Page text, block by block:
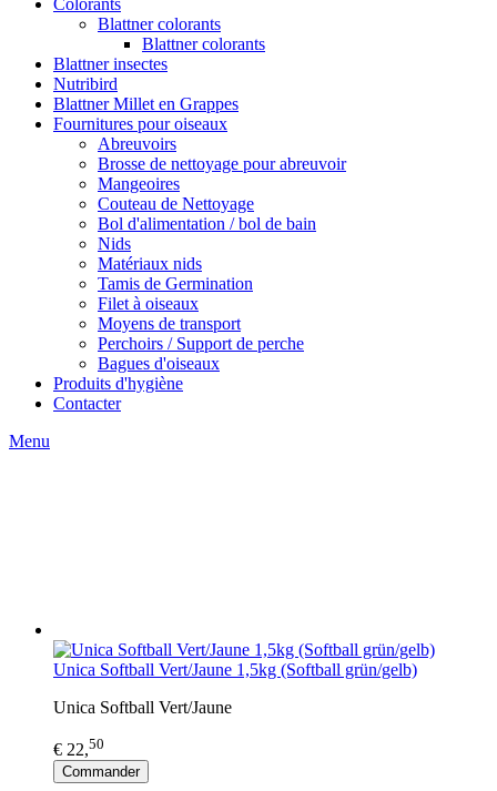
Blattner colorants
Blattner colorants
Blattner insectes
Nutribird
Blattner Millet en Grappes
Fournitures pour oiseaux
Abreuvoirs
Brosse de nettoyage pour abreuvoir
Mangeoires
Couteau de Nettoyage
Bol d'alimentation / bol de bain
Nids
Matériaux nids
Tamis de Germination
Filet à oiseaux
Moyens de transport
Perchoirs / Support de perche
Bagues d'oiseaux
Produits d'hygiène
Contacter
Menu
Unica Softball Vert/Jaune 1,5kg (Softball grün/gelb)
Unica Softball Vert/Jaune
€ 22,50
Commander